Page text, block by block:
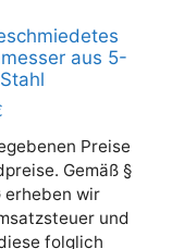
aus 5-
Preise
Gemäß §
erheben wir
und
folglich